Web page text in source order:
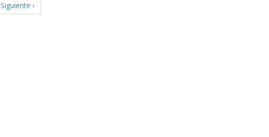
Siguiente ›